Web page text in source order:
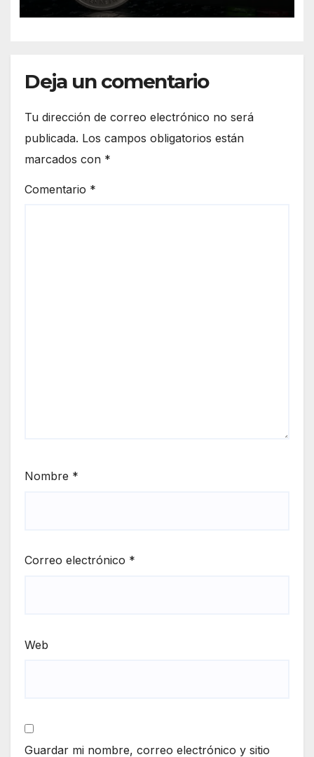
Deja un comentario
Tu dirección de correo electrónico no será
publicada. Los campos obligatorios están
marcados con *
Comentario *
Nombre *
Correo electrónico *
Web
Guardar mi nombre, correo electrónico y sitio